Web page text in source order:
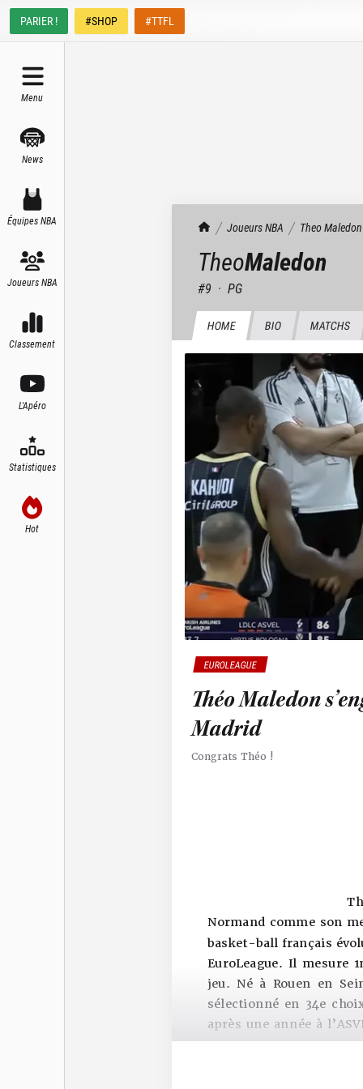
PARIER ! #SHOP #TTFL
Menu
News
Équipes NBA
Joueurs NBA
Classement
L'Apéro
Statistiques
Hot
TrashTalk Actu NBA
Joueurs NBA TheoMaledon
TheoMaledon
#9 · PG
HOME BIO MATCHS
EUROLEAGUE
Théo Maledon
Madrid
Congrats Théo !
Normand comme son
basket-ball français
EuroLeague. Il mesure
jeu. Né à Rouen en
sélectionné en 34e
après une année à
Thunder et a participé à